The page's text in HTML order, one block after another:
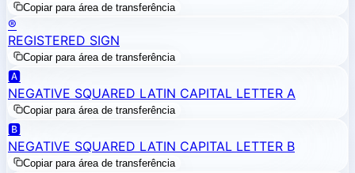
Copiar para área de transferência
®️
REGISTERED SIGN
Copiar para área de transferência
🅰️
NEGATIVE SQUARED LATIN CAPITAL LETTER A
Copiar para área de transferência
🅱️
NEGATIVE SQUARED LATIN CAPITAL LETTER B
Copiar para área de transferência